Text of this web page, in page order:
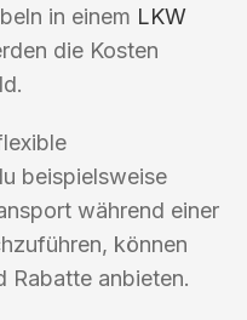
in einem LKW
die Kosten
beispielsweise
während einer
können
Rabatte anbieten.